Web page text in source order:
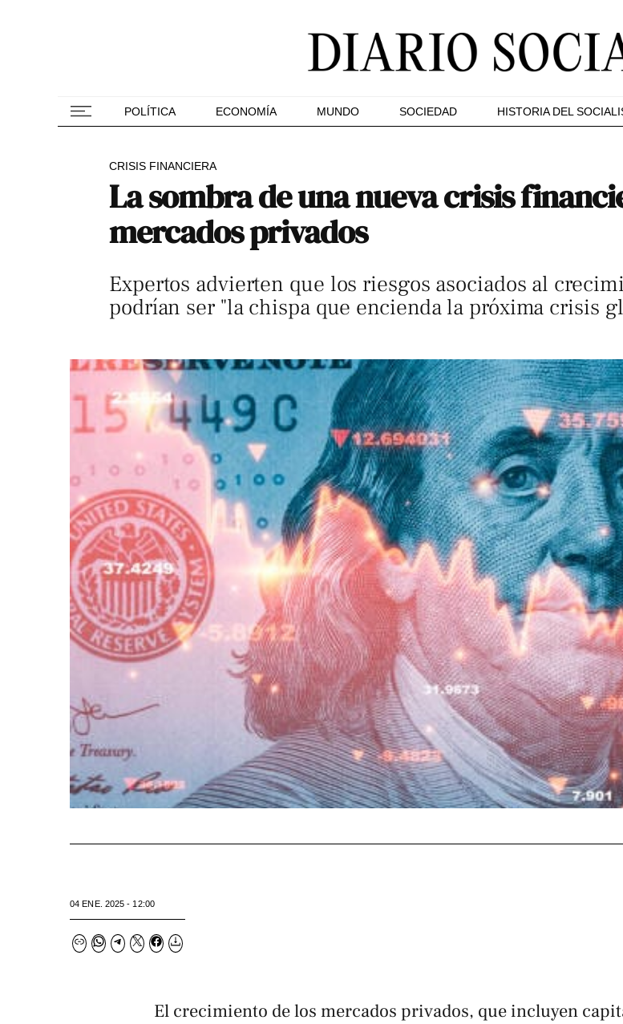
POLÍTICA ECONOMÍA MUNDO SOCIEDAD HISTORIA DEL
CRISIS FINANCIERA
La sombra de una nueva crisis
mercados privados
Expertos advierten que los riesgos asociados al
podrían ser "la chispa que encienda la próxima crisis
04 ENE. 2025 - 12:00
El crecimiento de los mercados privados, que incluyen